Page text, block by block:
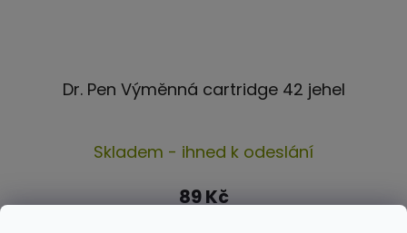
Dr. Pen Výměnná cartridge 42 jehel
hodnocení
produktu
Skladem - ihned k odeslání
89 Kč